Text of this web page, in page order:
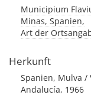
Municipium
Minas, Spanien,
Art der
Herkunft
Spanien, Mulva /
Andalucía, 1966